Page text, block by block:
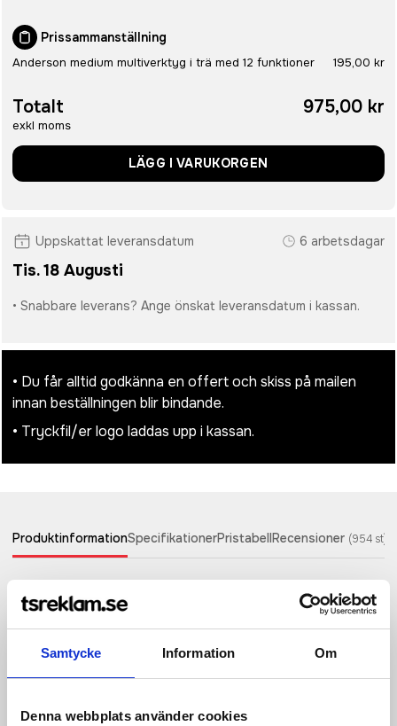
Samtycke Information Om
Denna webbplats använder cookies
Prissammanställning
Anderson medium multiverktyg i trä med 12 funktioner 195,00 kr
Totalt
exkl moms
975,00 kr
LÄGG I VARUKORGEN
Uppskattat leveransdatum 6 arbetsdagar
Tis. 18 Augusti
• Snabbare leverans? Ange önskat leveransdatum i kassan.
• Du får alltid godkänna en offert och skiss på mailen
innan beställningen blir bindande.
• Tryckfil/er logo laddas upp i kassan.
ProduktinformationSpecifikationerPristabellRecensioner (954 st)
högkvalitativt rostfritt stål med handtag av bokträ. Detta
standardtänger, avbitartänger, sågtandat blad,
flaska/burköppnare, platt skruvmejsel, medium platt
och filrengöring. Det bokträ som används är från hållbara,